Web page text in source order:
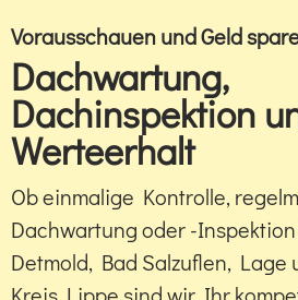
Vorausschauen und Geld
Dachwartung,
Dachinspektion
Werteerhalt
Ob einmalige Kontrolle,
Dachwartung oder -
Detmold, Bad Salzuflen, Lage